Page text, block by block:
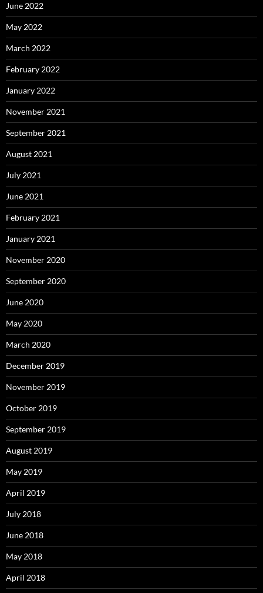
June 2022
May 2022
March 2022
February 2022
January 2022
November 2021
September 2021
August 2021
July 2021
June 2021
February 2021
January 2021
November 2020
September 2020
June 2020
May 2020
March 2020
December 2019
November 2019
October 2019
September 2019
August 2019
May 2019
April 2019
July 2018
June 2018
May 2018
April 2018